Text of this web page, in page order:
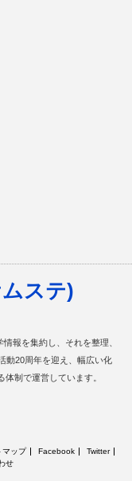
ステ)
報を集約し、それを整理、
動20周年を迎え、幅広い化
制で運営しています。
マップ Facebook
Twitter
せ